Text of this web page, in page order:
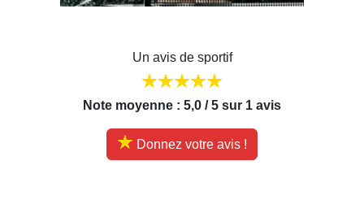
Un avis de sportif
Note moyenne : 5,0 / 5 sur 1 avis
Donnez votre avis !